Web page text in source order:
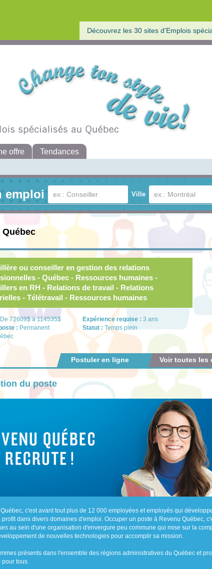
Découvrez les 30 sites d'Emplois
offre Tendances
emploi Ville
Québec
ou conseiller en gestion des relations
- Québec - Ressources humaines -
en RH - Relations de travail - Relations
- Télétravail - Ressources humaines
De 72609$ à 114535$
: Permanent
Expérience requise : 3 ans
Statut : Temps plein
Voir toutes les
Postuler en ligne
du poste
c'est avant tout plus de 12 000 employées et employés qui
profit dans divers domaines d'emploi. Occuper un poste à Revenu Québec,
au sein d'une organisation d'envergure peu commune qui mise sur la
de nouvelles technologies pour accomplir sa mission.
présents dans l'ensemble des régions administratives du Québec et
pour tous.